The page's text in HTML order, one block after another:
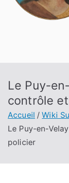
Le Puy-
contrôle
Accueil
Wiki
Le Puy-en-
policier